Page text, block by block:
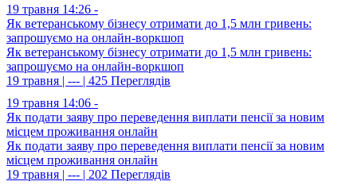
19 травня 14:26 -
Як ветеранському бізнесу отримати до 1,5 млн гривень:
запрошуємо на онлайн-воркшоп
Як ветеранському бізнесу отримати до 1,5 млн гривень:
запрошуємо на онлайн-воркшоп
19 травня | --- | 425 Переглядів
19 травня 14:06 -
Як подати заяву про переведення виплати пенсії за новим
місцем проживання онлайн
Як подати заяву про переведення виплати пенсії за новим
місцем проживання онлайн
19 травня | --- | 202 Переглядів